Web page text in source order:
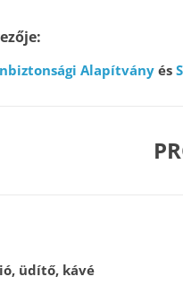
Alapítvány és
üdítő, kávé